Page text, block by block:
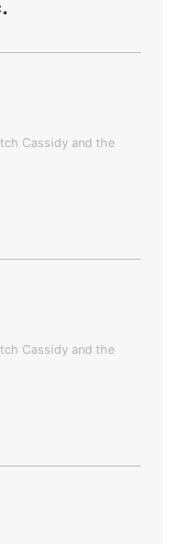
Cassidy and the
Cassidy and the